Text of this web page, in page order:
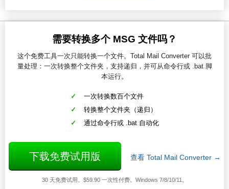
需要转换多个 MSG 文件吗？
这个免费工具一次只能转换一个文件。Total Mail Converter 可以批
量处理：一次转换整个文件夹，支持递归，并可从命令行或 .bat 脚
本运行。
一次转换数百个文件
转换整个文件夹（递归）
通过命令行或 .bat 自动化
下载免费试用版 查看 Total Mail Converter →
30 天免费试用。$59.90 一次性付费。Windows 7/8/10/11。